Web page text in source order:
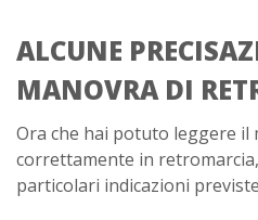
ALCUNE
MANOVRA DI
Ora che hai potuto leggere il
correttamente in
particolari indicazioni